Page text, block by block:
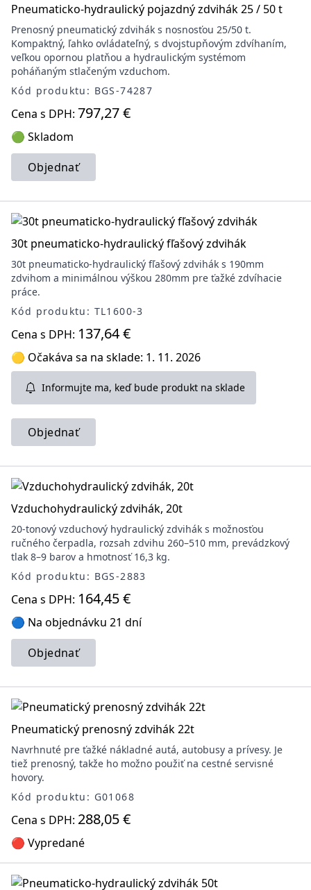
Pneumaticko-hydraulický pojazdný zdvihák 25 / 50 t
Prenosný pneumatický zdvihák s nosnosťou 25/50 t.
Kompaktný, ľahko ovládateľný, s dvojstupňovým zdvíhaním,
veľkou opornou platňou a hydraulickým systémom
poháňaným stlačeným vzduchom.
Kód produktu: BGS-74287
Cena s DPH: 797,27 €
🟢 Skladom
Objednať
30t pneumaticko-hydraulický fľašový zdvihák
30t pneumaticko-hydraulický fľašový zdvihák s 190mm
zdvihom a minimálnou výškou 280mm pre ťažké zdvíhacie
práce.
Kód produktu: TL1600-3
Cena s DPH: 137,64 €
🟡 Očakáva sa na sklade: 1. 11. 2026
Informujte ma, keď bude produkt na sklade
Objednať
Vzduchohydraulický zdvihák, 20t
20-tonový vzduchový hydraulický zdvihák s možnosťou
ručného čerpadla, rozsah zdvihu 260–510 mm, prevádzkový
tlak 8–9 barov a hmotnosť 16,3 kg.
Kód produktu: BGS-2883
Cena s DPH: 164,45 €
🔵 Na objednávku 21 dní
Objednať
Pneumatický prenosný zdvihák 22t
Navrhnuté pre ťažké nákladné autá, autobusy a prívesy. Je
tiež prenosný, takže ho možno použiť na cestné servisné
hovory.
Kód produktu: G01068
Cena s DPH: 288,05 €
🔴 Vypredané